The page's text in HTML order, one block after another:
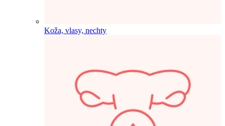
Koža, vlasy, nechty